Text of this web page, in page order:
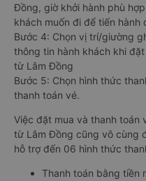
Đồng, giờ khởi hành phù
khách muốn đi để tiến hành
Bước 4: Chọn vị trí/giường
thông tin hành khách khi
từ Lâm Đồng
Bước 5: Chọn hình thức
thanh toán vé.
Việc đặt mua và thanh toán
từ Lâm Đồng cũng vô cùng
hỗ trợ đến 06 hình thức
Thanh toán bằng tiền